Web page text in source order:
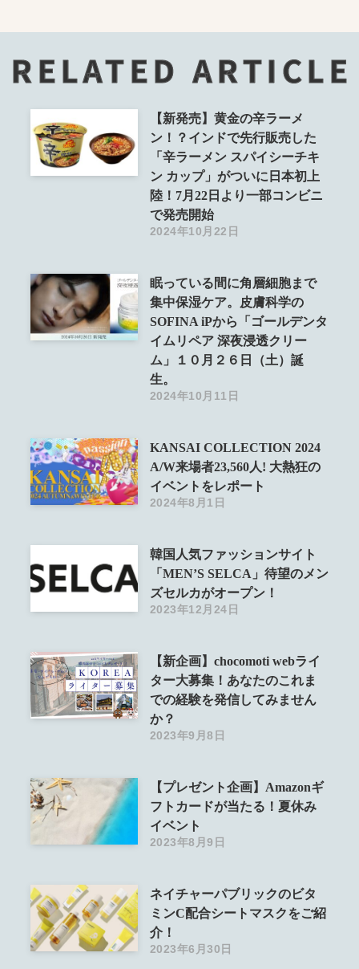
RELATED ARTICLE
【新発売】黄金の辛ラーメ
ン！？インドで先行販売した
「辛ラーメン スパイシーチキ
ン カップ」がついに日本初上
陸！7月22日より一部コンビニ
で発売開始
2024年10月22日
眠っている間に角層細胞まで
集中保湿ケア。皮膚科学の
SOFINA iPから「ゴールデンタ
イムリペア 深夜浸透クリー
ム」１０月２６日（土）誕
生。
2024年10月11日
KANSAI COLLECTION 2024
A/W来場者23,560人! 大熱狂の
イベントをレポート
2024年8月1日
韓国人気ファッションサイト
「MEN’S SELCA」待望のメン
ズセルカがオープン！
2023年12月24日
【新企画】chocomoti webライ
ター大募集！あなたのこれま
での経験を発信してみません
か？
2023年9月8日
【プレゼント企画】Amazonギ
フトカードが当たる！夏休み
イベント
2023年8月9日
ネイチャーパブリックのビタ
ミンC配合シートマスクをご紹
介！
2023年6月30日